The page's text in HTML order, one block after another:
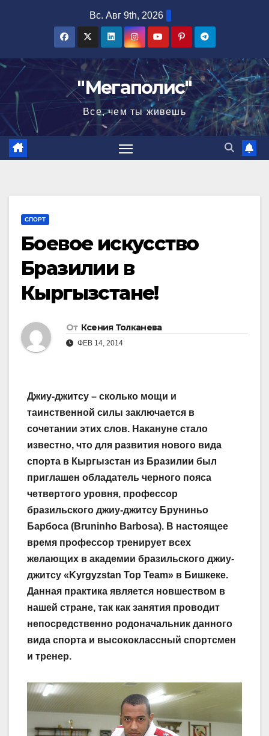
Вс. Авг 9th, 2026
"Мегаполис"
Все, чем ты живешь
СПОРТ
Боевое искусство
Бразилии в
Кыргызстане!
От Ксения Толканева
ФЕВ 14, 2014
Джиу-джитсу – сколько мощи и
таинственной силы заключается в
сочетании этих слов. Накануне стало
известно, что для развития нового вида
спорта в Кыргызстан из Бразилии был
приглашен обладатель черного пояса
четвертого уровня, профессор
бразильского джиу-джитсу Бруниньо
Барбоса (Bruninho Barbosa). В настоящее
время профессор тренирует всех
желающих в академии бразильского джиу-
джитсу «Kyrgyzstan Top Team» в Бишкеке.
Данная практика является новшеством в
нашей стране, так как занятия проводит
непосредственно родоначальник данного
вида спорта и высококлассный спортсмен
и тренер.